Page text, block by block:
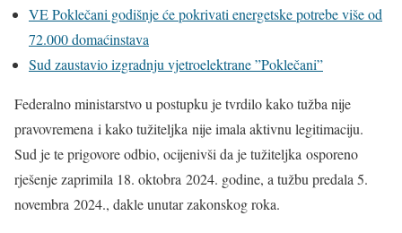
VE Poklečani godišnje će pokrivati energetske potrebe više od
72.000 domaćinstava
Sud zaustavio izgradnju vjetroelektrane ”Poklečani”
Federalno ministarstvo u postupku je tvrdilo kako tužba nije
pravovremena i kako tužiteljka nije imala aktivnu legitimaciju.
Sud je te prigovore odbio, ocijenivši da je tužiteljka osporeno
rješenje zaprimila 18. oktobra 2024. godine, a tužbu predala 5.
novembra 2024., dakle unutar zakonskog roka.